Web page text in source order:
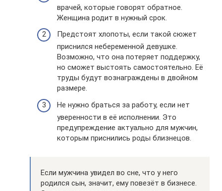
врачей, которые говорят обратное.
Женщина родит в нужный срок.
Предстоят хлопоты, если такой сюжет
приснился небеременной девушке.
Возможно, что она потеряет поддержку,
но сможет выстоять самостоятельно. Её
труды будут вознаграждены в двойном
размере.
Не нужно браться за работу, если нет
уверенности в её исполнении. Это
предупреждение актуально для мужчин,
которым приснились роды близнецов.
Если мужчина увидел во сне, что у него
родился сын, значит, ему повезёт в бизнесе.